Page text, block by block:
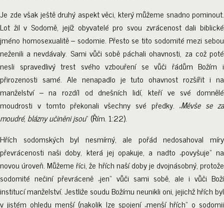
Je zde však ještě druhý aspekt věci, který můžeme snadno pominout.
Lot žil v Sodomě, jejíž obyvatelé pro svou zvrácenost dali biblické
jméno homosexualitě – sodomie. Přesto se tito sodomité mezi sebou
neženili a nevdávaly. Sami vůči sobě páchali ohavnosti, za což poté
nesli spravedlivý trest svého vzbouření se vůči řádům Božím i
přirozenosti samé. Ale nenapadlo je tuto ohavnost rozšířit i na
manželství – na rozdíl od dnešních lidí, kteří ve své domnělé
moudrosti v tomto překonali všechny své předky. „Měvše se za
moudré, blázny učiněni jsou“ (Řím. 1:22).
Hřích sodomských byl nesmírný, ale pořád nedosahoval míry
převrácenosti naši doby, která jej opakuje, a nadto „povyšuje“ na
novou úroveň. Můžeme říci, že hřích naší doby je dvojnásobný, protože
sodomité nečiní převráceně „jen“ vůči sami sobě, ale i vůči Boží
institucí manželství. Jestliže soudu Božímu neunikli oni, jejichž hřích byl
v jistém ohledu menší (nakolik lze spojení „menší hřích“ o sodomii